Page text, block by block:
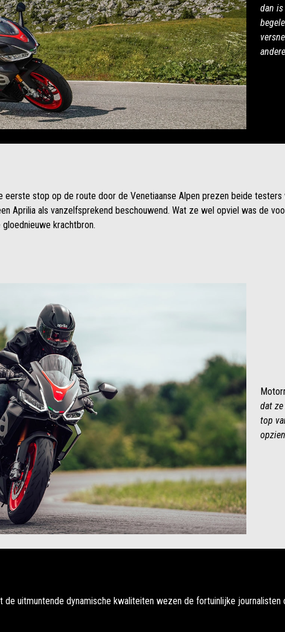
dan
eerste stop op de route door de Venetiaanse Alpen prezen beide
Aprilia als vanzelfsprekend beschouwend. Wat ze wel opviel was de
krachtbron.
dat
top
de uitmuntende dynamische kwaliteiten wezen de fortuinlijke journalisten